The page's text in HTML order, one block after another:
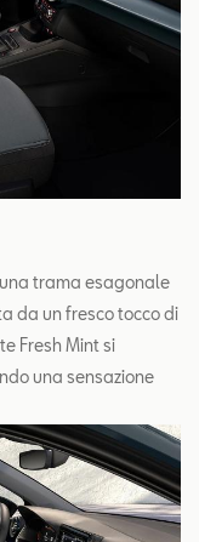
trama esagonale
da un fresco tocco di
Fresh Mint si
una sensazione